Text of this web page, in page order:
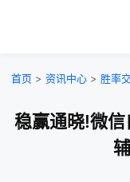
首页 > 资讯中心 > 胜率
稳赢通晓!微